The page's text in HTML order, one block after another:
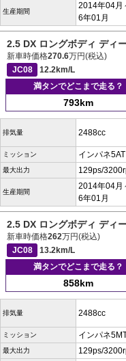
生産期間
2014年04月
6年01月
2.5 DX ロングボディ ディ
新車時価格270.6万円(税込)
JC08
12.2km/L
満タンでどこまで走る？
793km
排気量 2488cc
ミッション インパネ5AT
最大出力 129ps/
生産期間
2014年04月
6年01月
2.5 DX ロングボディ ディ
新車時価格262万円(税込)
JC08
13.2km/L
満タンでどこまで走る？
858km
排気量 2488cc
ミッション インパネ
最大出力 129ps/